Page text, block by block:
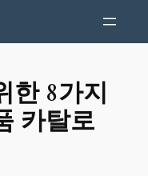
한 8가지
카탈로